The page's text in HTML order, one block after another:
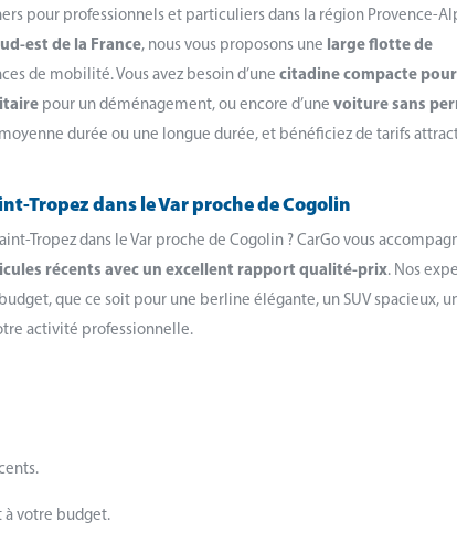
pour professionnels et particuliers dans la région Provence-
est de la France, nous vous proposons une large flotte de
de mobilité. Vous avez besoin d’unecitadine compacte
pour un déménagement, ou encore d’unevoiture sans
durée ou une longue durée, et bénéficiez de tarifs
Tropez dans le Var proche de Cogolin
Tropez dans le Var proche de Cogolin ? CarGo vous
récents avec un excellent rapport qualité-prix. Nos
que ce soit pour une berline élégante, un SUV spacieux,
activité professionnelle.
à votre budget.